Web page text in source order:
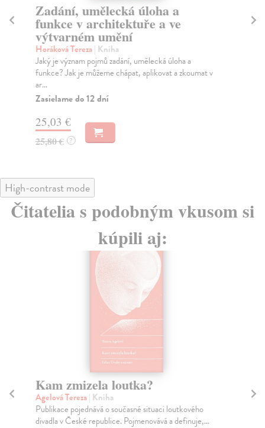
Zadání, umělecká úloha a
funkce v architektuře a ve
výtvarném umění
Horáková Tereza| Kniha
Jaký je význam pojmů zadání, umělecká úloha a
funkce? Jak je můžeme chápat, aplikovat a zkoumat v
ar...
Zasielame do 12 dní
25,03 €
25,80 € ?
High-contrast mode
Čitatelia s podobným vkusom si
kúpili aj:
Kam zmizela loutka?
Agelová Tereza| Kniha
Publikace pojednává o současné situaci loutkového
divadla v České republice. Pojmenovává a definuje,...